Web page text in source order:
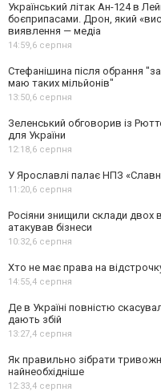
Український літак Ан-124 в
боєприпасами. Дрон, який
виявлення — медіа
14:59,6 серпня
Стефанішина після обрання
маю таких мільйонів"
13:50,6 серпня
Зеленський обговорив із
для України
12:18,6 серпня
У Ярославлі палає НПЗ
11:20,6 серпня
Росіяни знищили склади двох
атакував бізнеси
10:32,6 серпня
Хто не має права на
14:55,4 серпня
Де в Україні повністю
дають збій
13:27,4 серпня
Як правильно зібрати
найнеобхідніше
12:33,4 серпня